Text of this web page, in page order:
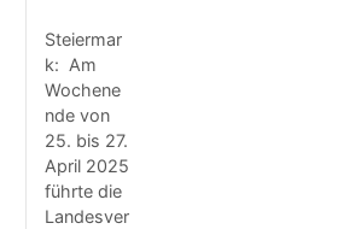
Steiermar
k: Am
Wochene
nde von
25. bis 27.
April 2025
führte die
Landesver